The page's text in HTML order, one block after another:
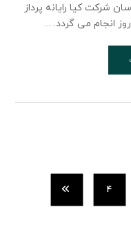
شرکت کیا رایانه پرداز
انجام می گردد. ...
4